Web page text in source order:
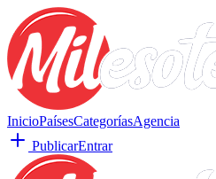
InicioPaísesCategoríasAgencia
PublicarEntrar